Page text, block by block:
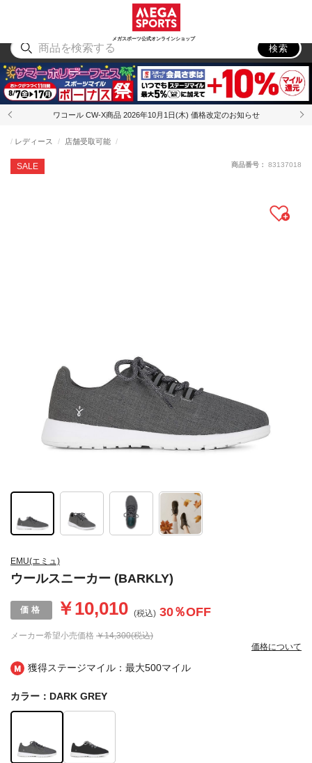
メガスポーツ公式オンラインショップ
アウトドア
検索
ワコール CW-X商品 2026年10月1日(木) 価格改定のお知らせ
獲得ステージマイル：最大500マイル
EMU(エミュ)
ウールスニーカー (BARKLY)
SALE
レディース 店舗受取可能
メーカー希望小売価格 ￥14,300(税込)
￥10,010 (税込) 30％OFF
価格について
商品番号： 83137018
カラー：DARK GREY